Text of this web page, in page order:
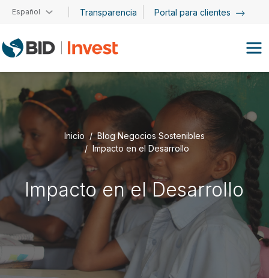
Pasar al contenido principal
Español Transparencia Portal para clientes
Inicio
Blog Negocios Sostenibles
Impacto en el Desarrollo
Impacto en el Desarrollo